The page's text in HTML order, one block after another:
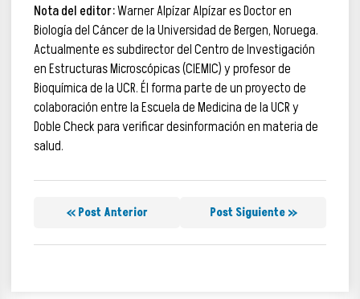
Nota del editor:Warner Alpízar Alpízar es Doctor en
Biología del Cáncer de la Universidad de Bergen, Noruega.
Actualmente es subdirector del Centro de Investigación
en Estructuras Microscópicas (CIEMIC) y profesor de
Bioquímica de la UCR. Él forma parte de un proyecto de
colaboración entre la Escuela de Medicina de la UCR y
Doble Check para verificar desinformación en materia de
salud.
« Post Anterior Post Siguiente »